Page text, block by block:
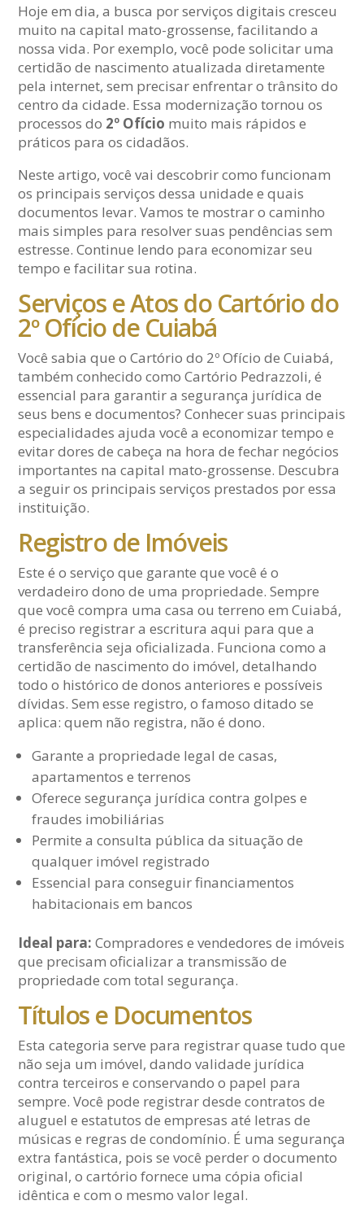
Hoje em dia, a busca por serviços digitais cresceu
muito na capital mato-grossense, facilitando a
nossa vida. Por exemplo, você pode solicitar uma
certidão de nascimento atualizada diretamente
pela internet, sem precisar enfrentar o trânsito do
centro da cidade. Essa modernização tornou os
processos do 2º Ofício muito mais rápidos e
práticos para os cidadãos.
Neste artigo, você vai descobrir como funcionam
os principais serviços dessa unidade e quais
documentos levar. Vamos te mostrar o caminho
mais simples para resolver suas pendências sem
estresse. Continue lendo para economizar seu
tempo e facilitar sua rotina.
Serviços e Atos do Cartório do
2º Ofício de Cuiabá
Você sabia que o Cartório do 2º Ofício de Cuiabá,
também conhecido como Cartório Pedrazzoli, é
essencial para garantir a segurança jurídica de
seus bens e documentos? Conhecer suas principais
especialidades ajuda você a economizar tempo e
evitar dores de cabeça na hora de fechar negócios
importantes na capital mato-grossense. Descubra
a seguir os principais serviços prestados por essa
instituição.
Registro de Imóveis
Este é o serviço que garante que você é o
verdadeiro dono de uma propriedade. Sempre
que você compra uma casa ou terreno em Cuiabá,
é preciso registrar a escritura aqui para que a
transferência seja oficializada. Funciona como a
certidão de nascimento do imóvel, detalhando
todo o histórico de donos anteriores e possíveis
dívidas. Sem esse registro, o famoso ditado se
aplica: quem não registra, não é dono.
Garante a propriedade legal de casas,
apartamentos e terrenos
Oferece segurança jurídica contra golpes e
fraudes imobiliárias
Permite a consulta pública da situação de
qualquer imóvel registrado
Essencial para conseguir financiamentos
habitacionais em bancos
Ideal para: Compradores e vendedores de imóveis
que precisam oficializar a transmissão de
propriedade com total segurança.
Títulos e Documentos
Esta categoria serve para registrar quase tudo que
não seja um imóvel, dando validade jurídica
contra terceiros e conservando o papel para
sempre. Você pode registrar desde contratos de
aluguel e estatutos de empresas até letras de
músicas e regras de condomínio. É uma segurança
extra fantástica, pois se você perder o documento
original, o cartório fornece uma cópia oficial
idêntica e com o mesmo valor legal.